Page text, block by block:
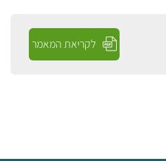
לקריאת המאמר